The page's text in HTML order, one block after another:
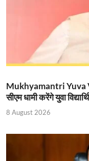
Mukhyamantri
सीएम धामी करेंगे युवा
8 August 2026